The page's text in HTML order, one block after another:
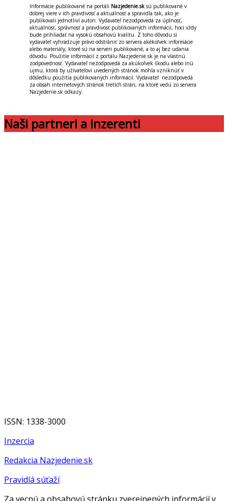
Informácie publikované na portáli Nazjedenie.sk sú publikované v
dobrej viere v ich pravdivosť a aktuálnosť a spravidla tak, ako je
publikovali jednotliví autori. Vydavateľ nezodpovedá za úplnosť,
aktuálnosť, správnosť a pravdivosť publikovaných informácií, hoci vždy
bude prihliadať na vysokú obsahovú kvalitu. Z toho dôvodu si
vydavateľ vyhradzuje právo odstrániť zo servera akékoľvek informácie
alebo materiály, ktoré sú na serveri publikované, a to aj bez udania
dôvodu. Použitie informácií z portálu Nazjedenie.sk je na vlastnú
zodpovednosť. Vydavateľ nezodpovedá za akúkoľvek škodu alebo inú
ujmu, ktorá by užívateľovi uvedených stránok mohla vzniknúť v
dôsledku použitia publikovaných informácií. Vydavateľ nezodpovedá
za obsah internetových stránok tretích strán, na ktoré vedú zo servera
Nazjedenie.sk odkazy.
Naši partneri a inzerenti
ISSN: 1338-3000
Inzercia
Redakcia Nazjedenie.sk
Pravidlá súťaží